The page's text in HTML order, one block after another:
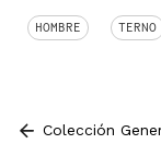
HOMBRE TERNO
Colección